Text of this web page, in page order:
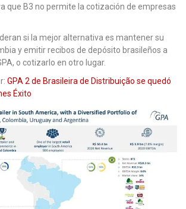
que B3 no permite la cotización de empresas
si la mejor alternativa es mantener su
y emitir recibos de depósito brasileños a
o cotizarlo en otro lugar.
GPA 2 de Brasileira de Distribuição se quedó
Éxito